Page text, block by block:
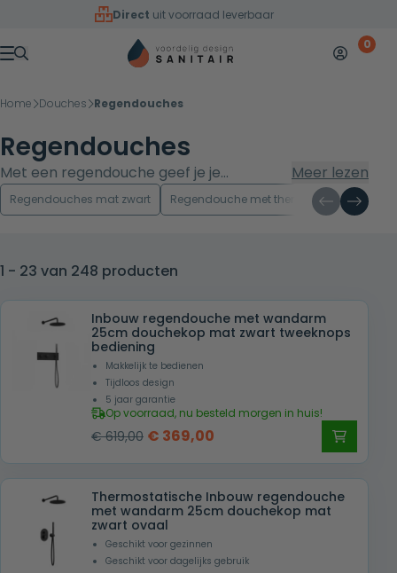
Overslaan naar inhoud
Direct uit voorraad leverbaar
Menu
Mijn 0
Home Douches Regendouches
Regendouches
Met een regendouche geef je je
badkamer direct een luxe en
comfortabele uitstraling. In ons
regendouche sets
in verschillende
uitvoeringen, zodat je eenvoudig een
model kiest dat past bij jouw ruimte, stijl
en manier van douchen. Of je nu zoekt
naar strak inbouwdesign of een
praktische opbouwset, je vergelijkt hier
gemakkelijk de opties.
Meer lezen
Regendouches mat zwart Regendouche met thermostaatkraan
1 - 23 van 248 producten
Inbouw regendouche met wandarm
25cm douchekop mat zwart tweeknops
bediening
Makkelijk te bedienen
Tijdloos design
5 jaar garantie
Op voorraad, nu besteld morgen in huis!
€619,00 Oorspronkelijke
was:
€ 619,00.
€ 369,00
is:
€ 369,00.
Thermostatische Inbouw regendouche
met wandarm 25cm douchekop mat
zwart ovaal
Geschikt voor gezinnen
Geschikt voor dagelijks gebruik